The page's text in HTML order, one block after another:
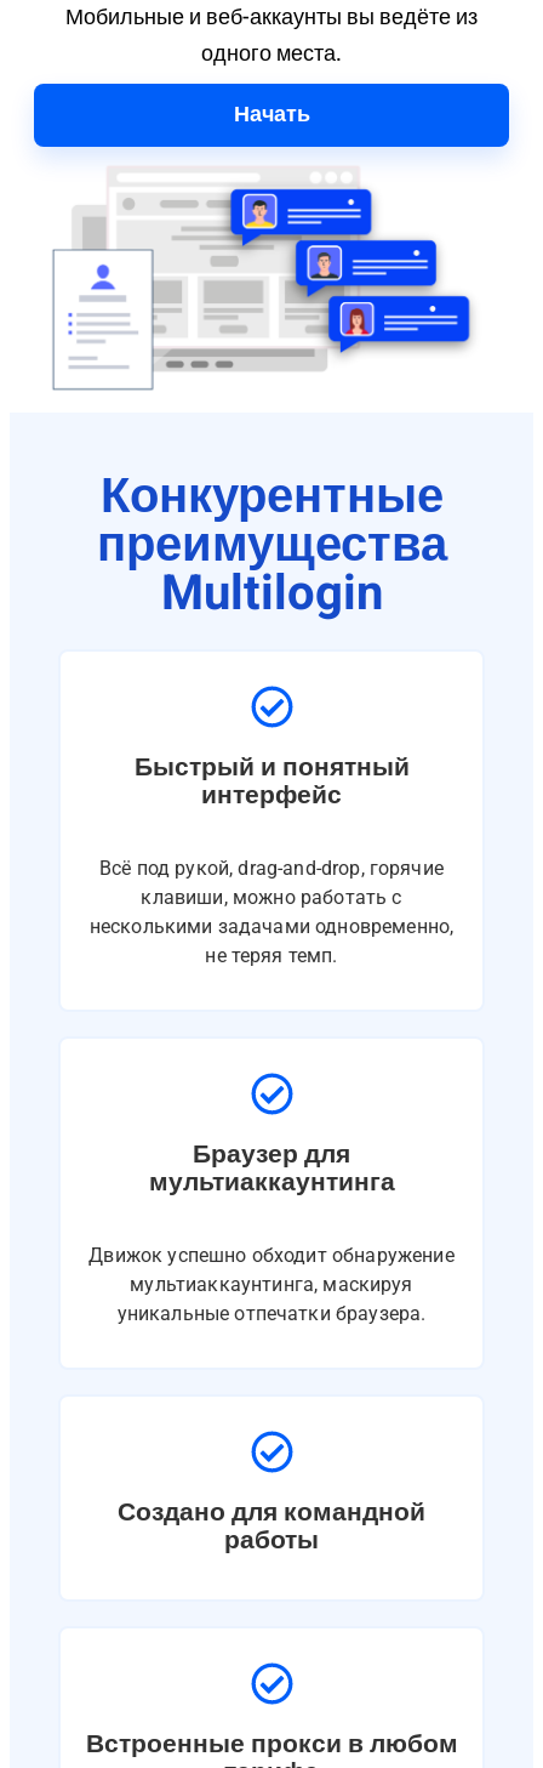
Мобильные и веб-аккаунты вы ведёте из
одного места.
Начать
Конкурентные
преимущества
Multilogin​
Быстрый и понятный
интерфейс
Всё под рукой, drag-and-drop, горячие
клавиши, можно работать с
несколькими задачами одновременно,
не теряя темп.
Браузер для
мультиаккаунтинга
Движок успешно обходит обнаружение
мультиаккаунтинга, маскируя
уникальные отпечатки браузера.
Создано для командной
работы
Встроенные прокси в любом